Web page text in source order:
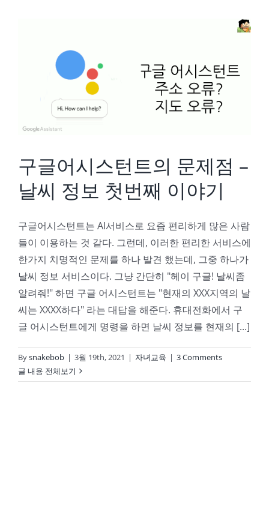
구글어시스턴트의 문제점 –
날씨 정보 첫번째 이야기
구글어시스턴트는 AI서비스로 요즘 편리하게 많은 사람
들이 이용하는 것 같다. 그런데, 이러한 편리한 서비스에
한가지 치명적인 문제를 하나 발견 했는데, 그중 하나가
날씨 정보 서비스이다. 그냥 간단히 "헤이 구글! 날씨좀
알려줘!" 하면 구글 어시스턴트는 "현재의 XXX지역의 날
씨는 XXXX하다" 라는 대답을 해준다. 휴대전화에서 구
글 어시스턴트에게 명령을 하면 날씨 정보를 현재의 [...]
Bysnakebob | 3월 19th, 2021 | 자녀교육 | 3 Comments
글 내용 전체보기